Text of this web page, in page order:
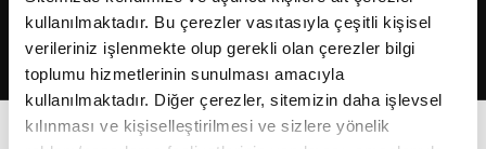
kullanılmaktadır. Bu çerezler vasıtasıyla çeşitli kişisel
verileriniz işlenmekte olup gerekli olan çerezler bilgi
toplumu hizmetlerinin sunulması amacıyla
kullanılmaktadır. Diğer çerezler, sitemizin daha işlevsel
kılınması ve kişiselleştirilmesi ve sizlere yönelik
2026Fikriyat. Tüm hakları saklıdır.